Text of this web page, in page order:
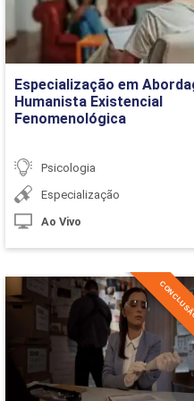
A
O
Especialização em
Humanista Existencial
Fenomenológica
Psicologia
Especialização
Ao Vivo
Detalhes do